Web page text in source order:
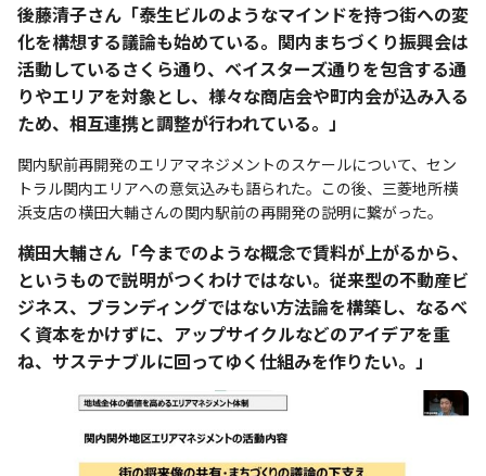
後藤清子さん「泰生ビルのようなマインドを持つ街への変
化を構想する議論も始めている。関内まちづくり振興会は
活動しているさくら通り、ベイスターズ通りを包含する通
りやエリアを対象とし、様々な商店会や町内会が込み入る
ため、相互連携と調整が行われている。」
関内駅前再開発のエリアマネジメントのスケールについて、セン
トラル関内エリアへの意気込みも語られた。この後、三菱地所横
浜支店の横田大輔さんの関内駅前の再開発の説明に繋がった。
横田大輔さん「今までのような概念で賃料が上がるから、
というもので説明がつくわけではない。従来型の不動産ビ
ジネス、ブランディングではない方法論を構築し、なるべ
く資本をかけずに、アップサイクルなどのアイデアを重
ね、サステナブルに回ってゆく仕組みを作りたい。」